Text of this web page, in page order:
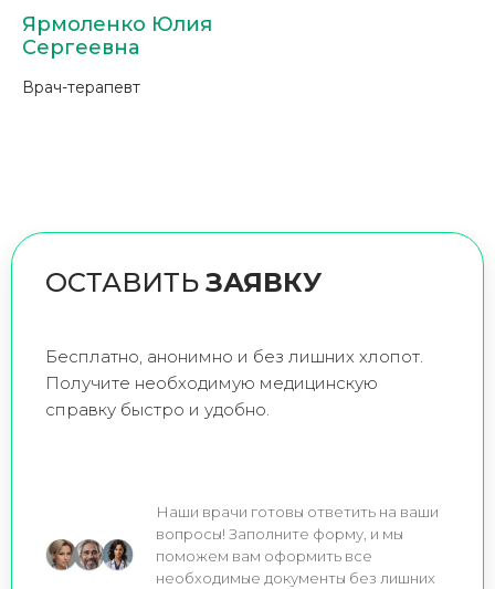
Ярмоленко Юлия
Сергеевна
Врач-терапевт
ОСТАВИТЬ ЗАЯВКУ
Бесплатно, анонимно и без лишних хлопот.
Получите необходимую медицинскую
справку быстро и удобно.
Наши врачи готовы ответить на ваши
вопросы! Заполните форму, и мы
поможем вам оформить все
необходимые документы без лишних